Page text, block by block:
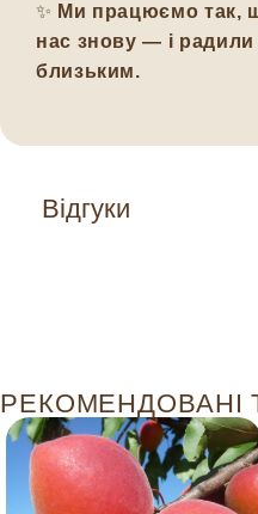
Відгуки
✨ Ми працюємо так,
нас знову — і
близьким.
РЕКОМЕНДОВАНІ